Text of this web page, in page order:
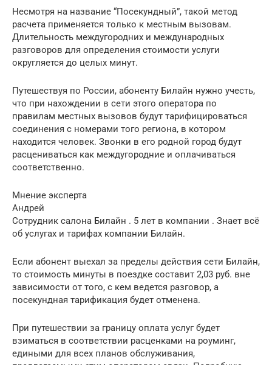
Несмотря на название “Посекундный”, такой метод
расчета применяется только к местным вызовам.
Длительность междугородних и международных
разговоров для определения стоимости услуги
округляется до целых минут.
Путешествуя по России, абоненту Билайн нужно учесть,
что при нахождении в сети этого оператора по
правилам местных вызовов будут тарифицироваться
соединения с номерами того региона, в котором
находится человек. Звонки в его родной город будут
расцениваться как междугородние и оплачиваться
соответственно.
Мнение эксперта
Андрей
Сотрудник салона Билайн . 5 лет в компании . Знает всё
об услугах и тарифах компании Билайн.
Если абонент выехал за пределы действия сети Билайн,
то стоимость минуты в поездке составит 2,03 руб. вне
зависимости от того, с кем ведется разговор, а
посекундная тарификация будет отменена.
При путешествии за границу оплата услуг будет
взиматься в соответствии расценками на роуминг,
едиными для всех планов обслуживания,